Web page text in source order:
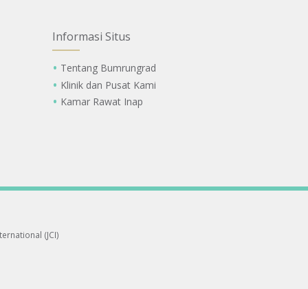
Informasi Situs
Tentang Bumrungrad
Klinik dan Pusat Kami
Kamar Rawat Inap
(JCI)